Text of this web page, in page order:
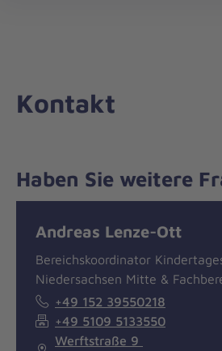
zum
Kontakt
Haben Sie weitere
Andreas Lenze-Ott
Bereichskoordinator
Niedersachsen Mitte &
+49 152 39550218
+49 5109 5133550
Werftstraße 9